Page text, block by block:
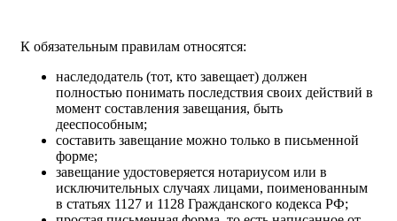
К обязательным правилам относятся:
наследодатель (тот, кто завещает) должен
полностью понимать последствия своих действий в
момент составления завещания, быть
дееспособным;
составить завещание можно только в письменной
форме;
завещание удостоверяется нотариусом или в
исключительных случаях лицами, поименованным
в статьях 1127 и 1128 Гражданского кодекса РФ;